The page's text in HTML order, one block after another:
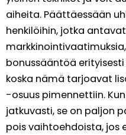
aiheita. Päättäessään
henkilöihin, jotka
bonussääntöä
koska nämä tarjoavat
-osuus pimennettiin.
jatkuvasti, se on paljon
pois vaihtoehdoista, jos